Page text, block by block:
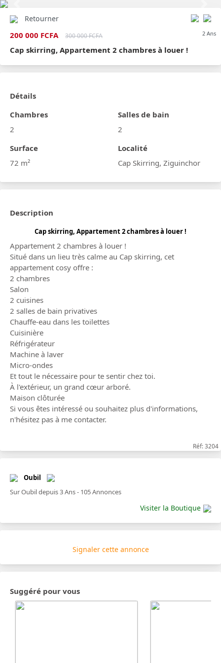
Retourner
200 000 FCFA 300 000 FCFA 2 Ans
Cap skirring, Appartement 2 chambres à louer !
Détails
Chambres
2
Salles de bain
2
Surface
72 m²
Localité
Cap Skirring, Ziguinchor
Description
Cap skirring, Appartement 2 chambres à louer !
Appartement 2 chambres à louer !
Situé dans un lieu très calme au Cap skirring, cet
appartement cosy offre :
2 chambres
Salon
2 cuisines
2 salles de bain privatives
Chauffe-eau dans les toilettes
Cuisinière
Réfrigérateur
Machine à laver
Micro-ondes
Et tout le nécessaire pour te sentir chez toi.
À l'extérieur, un grand cœur arboré.
Maison clôturée
Si vous êtes intéressé ou souhaitez plus d'informations,
n'hésitez pas à me contacter.
Réf: 3204
Oubil
Sur Oubil depuis 3 Ans - 105 Annonces
Visiter la Boutique
Signaler cette annonce
Suggéré pour vous